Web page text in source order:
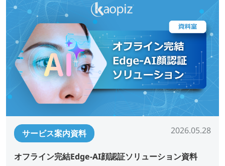
サービス案内資料 2026.05.28
オフライン完結Edge-AI顔認証ソリューション資料